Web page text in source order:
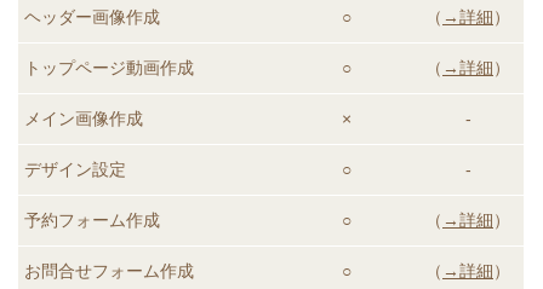
ヘッダー画像作成 ○ （ →詳細）
トップページ動画作成 ○ （ →詳細）
メイン画像作成 × -
デザイン設定 ○ -
予約フォーム作成 ○ （ →詳細）
お問合せフォーム作成 ○ （ →詳細）